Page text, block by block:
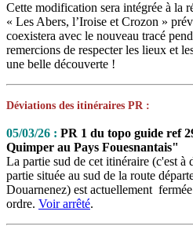
Cette modification sera intégrée à la
« Les Abers, l’Iroise et Crozon »
coexistera avec le nouveau tracé
remercions de respecter les lieux et
une belle découverte !
Déviations des itinéraires PR :
05/03/26 : PR 1 du topo guide ref
Quimper au Pays Fouesnantais"
La partie sud de cet itinéraire (c'est à
partie située au sud de la route
Douarnenez) est actuellement
ordre. Voir arrêté.